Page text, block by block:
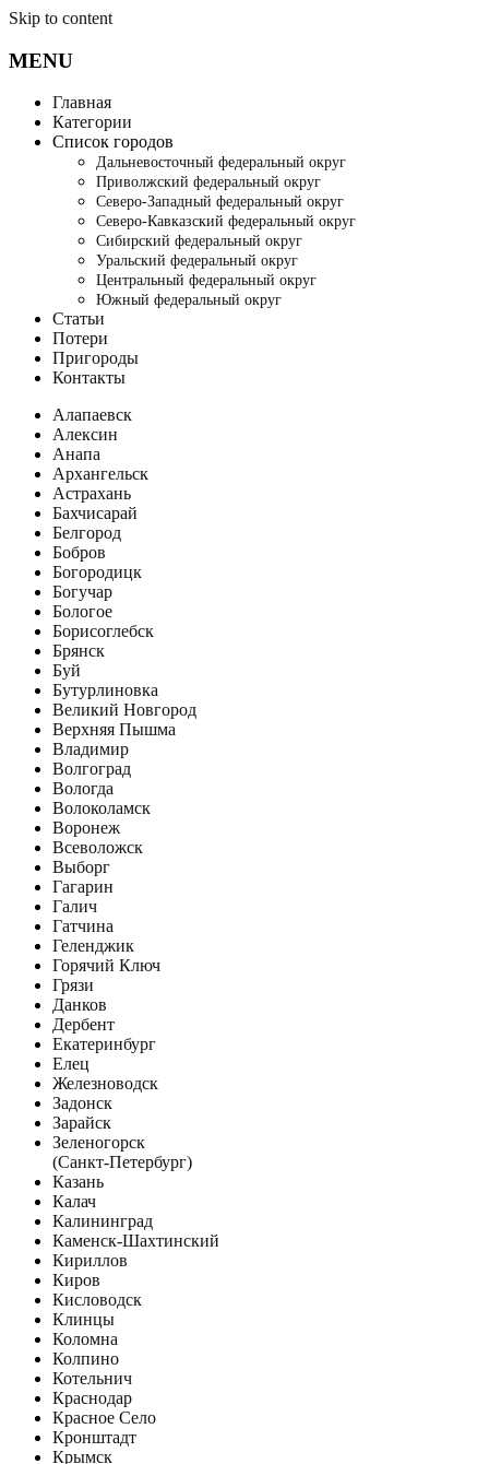
Skip to content
MENU
Главная
Категории
Список городов
Дальневосточный федеральный округ
Приволжский федеральный округ
Северо-Западный федеральный округ
Северо-Кавказский федеральный округ
Сибирский федеральный округ
Уральский федеральный округ
Центральный федеральный округ
Южный федеральный округ
Статьи
Потери
Пригороды
Контакты
Алапаевск
Алексин
Анапа
Архангельск
Астрахань
Бахчисарай
Белгород
Бобров
Богородицк
Богучар
Бологое
Борисоглебск
Брянск
Буй
Бутурлиновка
Великий Новгород
Верхняя Пышма
Владимир
Волгоград
Вологда
Волоколамск
Воронеж
Всеволожск
Выборг
Гагарин
Галич
Гатчина
Геленджик
Горячий Ключ
Грязи
Данков
Дербент
Екатеринбург
Елец
Железноводск
Задонск
Зарайск
Зеленогорск
(Санкт-Петербург)
Казань
Калач
Калининград
Каменск-Шахтинский
Кириллов
Киров
Кисловодск
Клинцы
Коломна
Колпино
Котельнич
Краснодар
Красное Село
Кронштадт
Крымск